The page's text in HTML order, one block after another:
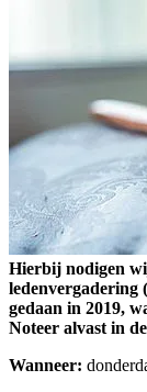
Hierbij nodigen
gedaan in 2019,
Noteer alvast in
Wanneer: